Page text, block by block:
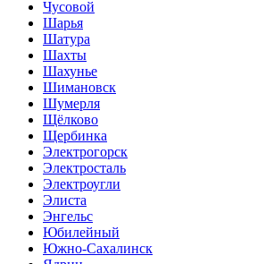
Чусовой
Шарья
Шатура
Шахты
Шахунье
Шимановск
Шумерля
Щёлково
Щербинка
Электрогорск
Электросталь
Электроугли
Элиста
Энгельс
Юбилейный
Южно-Сахалинск